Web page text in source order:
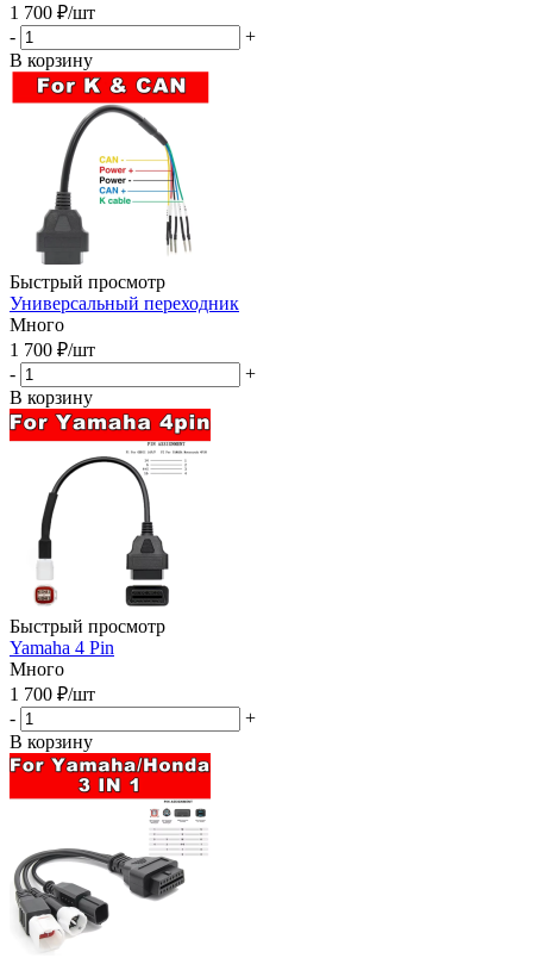
1 700 ₽/шт
-
+
В корзину
Быстрый просмотр
Универсальный переходник
Много
1 700 ₽/шт
-
+
В корзину
Быстрый просмотр
Yamaha 4 Pin
Много
1 700 ₽/шт
-
+
В корзину